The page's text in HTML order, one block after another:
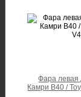
Фара левая
Камри В40 /